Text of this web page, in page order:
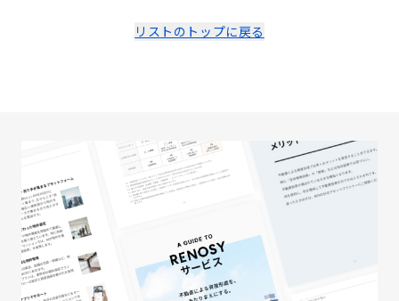
んな小さなことでも、わかるまできちんと説明いただ
て過ぎている会社」にみられると思います。どのような
事業で適正な利益を出しているのか説明が必要かと思い
ます。
リストのトップに戻る